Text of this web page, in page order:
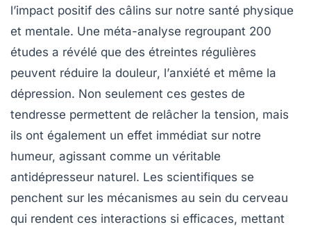
l’impact positif des câlins sur notre santé physique
et mentale. Une méta-analyse regroupant 200
études a révélé que des étreintes régulières
peuvent réduire la douleur, l’anxiété et même la
dépression. Non seulement ces gestes de
tendresse permettent de relâcher la tension, mais
ils ont également un effet immédiat sur notre
humeur, agissant comme un véritable
antidépresseur naturel. Les scientifiques se
penchent sur les mécanismes au sein du cerveau
qui rendent ces interactions si efficaces, mettant